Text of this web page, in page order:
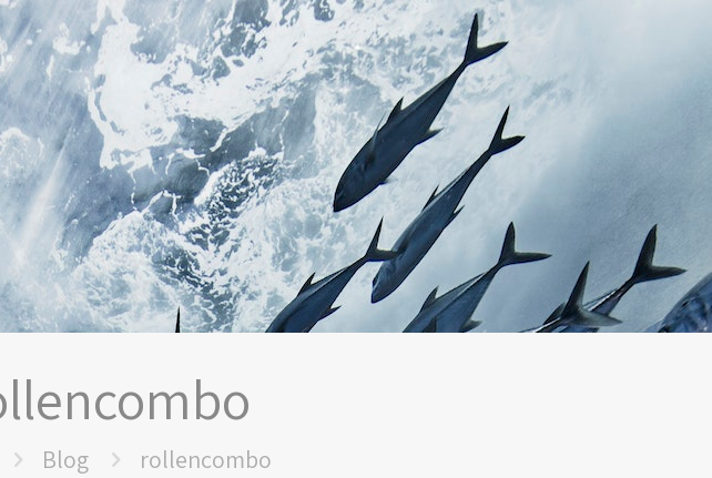
Blog rollencombo